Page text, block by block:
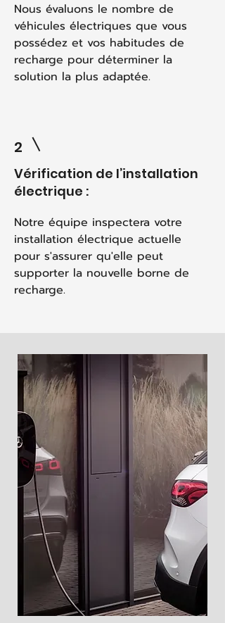
Nous évaluons le nombre de
véhicules électriques que vous
possédez et vos habitudes de
recharge pour déterminer la
solution la plus adaptée.
2
Vérification de l’installation
électrique :
Notre équipe inspectera votre
installation électrique actuelle
pour s'assurer qu'elle peut
supporter la nouvelle borne de
recharge.